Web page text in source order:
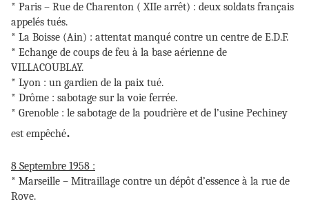
* Paris – Rue de Charenton ( XIIe arrêt) : deux soldats français
appelés tués.
* La Boisse (Ain) : attentat manqué contre un centre de E.D.F.
* Echange de coups de feu à la base aérienne de
VILLACOUBLAY.
* Lyon : un gardien de la paix tué.
* Drôme : sabotage sur la voie ferrée.
* Grenoble : le sabotage de la poudrière et de l’usine Pechiney
est empêché.
8 Septembre 1958 :
* Marseille – Mitraillage contre un dépôt d’essence à la rue de
Rove.